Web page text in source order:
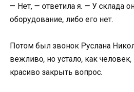
— Нет, — ответила я. — У склада
оборудование, либо его нет.
Потом был звонок Руслана
вежливо, но устало, как
красиво закрыть вопрос.